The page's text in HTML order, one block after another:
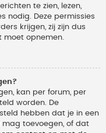
te zien, lezen,
nodig. Deze permissies
krijgen, zij zijn dus
moet opnemen.
kan per forum, per
worden. De
hebben dat je in een
toevoegen, of dat